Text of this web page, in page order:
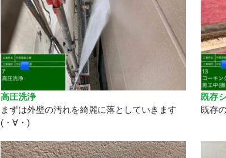
高圧洗浄
まずは外壁の汚れを綺麗に落としていきます
(・∀・)
既存
既存